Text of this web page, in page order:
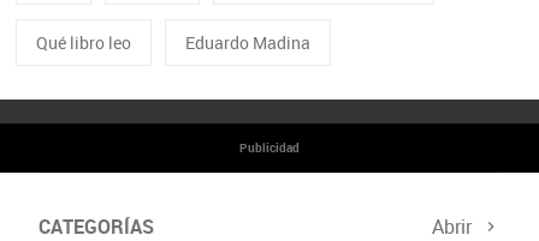
Qué libro leo Eduardo Madina
Publicidad
CATEGORÍAS Abrir